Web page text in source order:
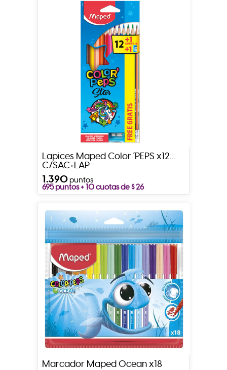
Lapices Maped Color ´PEPS x12
C/SAC+LAP.
1.390puntos
695 puntos + 10 cuotas de $ 26
Marcador Maped Ocean x18